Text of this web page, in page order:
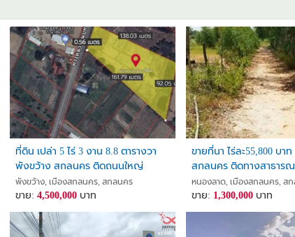
ที่ดิน เปล่า 5 ไร่ 3 งาน 8.8 ตารางวา
พังขว้าง สกลนคร ติดถนนใหญ่
พังขว้าง, เมืองสกลนคร, สกลนคร
ขาย:4,500,000 บาท
ขายที่นา ไร่ละ55,800 บาท
สกลนคร ติดทางสาธารณ
ติดคลอง
หนองลาด, เมืองสกลนคร, ส
ขาย: 1,300,000 บาท